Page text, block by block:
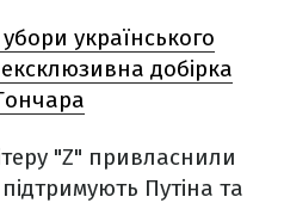
українського
добірка
"Z" привласнили
підтримують Путіна та